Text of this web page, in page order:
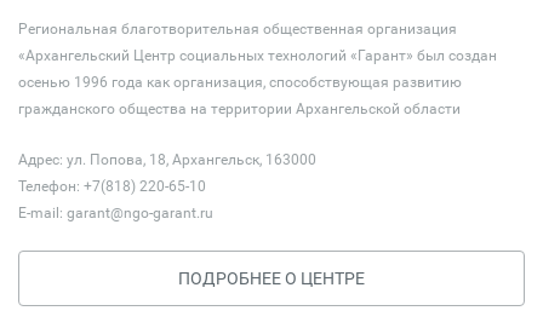
Региональная благотворительная общественная организация
«Архангельский Центр социальных технологий «Гарант» был создан
осенью 1996 года как организация, способствующая развитию
гражданского общества на территории Архангельской области
Адрес: ул. Попова, 18, Архангельск, 163000
Телефон: +7(818) 220-65-10
E-mail: garant@ngo-garant.ru
ПОДРОБНЕЕ О ЦЕНТРЕ